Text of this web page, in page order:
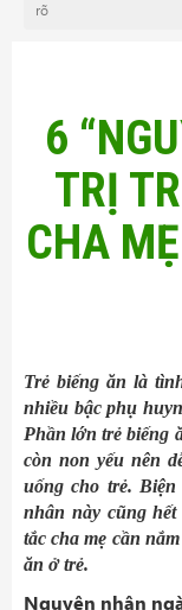
rõ
6
TRỊ
CHA
Trẻ biếng ăn là
nhiều bậc phụ
Phần lớn trẻ biếng
còn non yếu nên
uống cho trẻ. Biện
nhân này cũnghết
tắc cha mẹ cần
ăn ở trẻ.
Nguyên nhân